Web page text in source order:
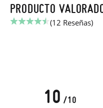
PRODUCTO
(12 Reseñas)
10 /10